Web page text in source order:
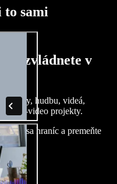
to sami
čo zvládnete v
hudbu, videá,
audio-video projekty.
sa hraníc a premeňte